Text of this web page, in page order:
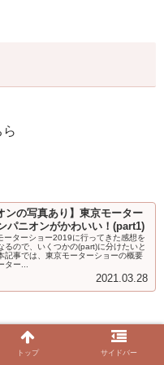
ンの写真あり】東京モーター
パニオンがかわいい！(part1)
ーターショー2019に行ってきた感想を
るので、いくつかの(part)に分けたいと
記事では、東京モーターショーの概要
ター...
2021.03.28
トップ サイドバー